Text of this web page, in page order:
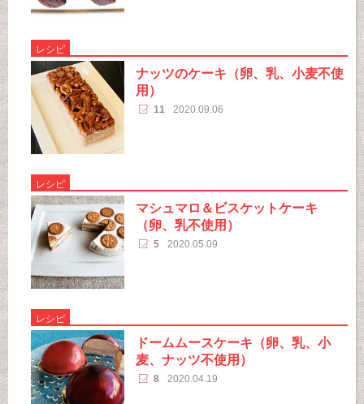
レシピ
ナッツのケーキ（卵、乳、小麦不使
用）
11 2020.09.06
レシピ
マシュマロ＆ビスケットケーキ
（卵、乳不使用）
5 2020.05.09
レシピ
ドームムースケーキ（卵、乳、小
麦、ナッツ不使用）
8 2020.04.19